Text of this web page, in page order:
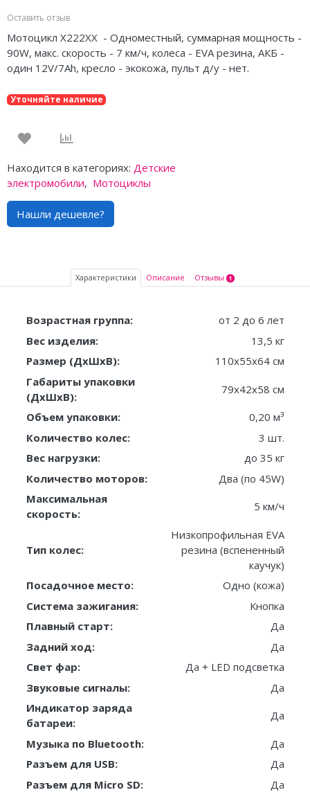
Оставить отзыв
Мотоцикл Х222ХХ - Одноместный, суммарная мощность -
90W, макс. скорость - 7 км/ч, колеса - EVA резина, АКБ -
один 12V/7Ah, кресло - экокожа, пульт д/у - нет.
Уточняйте наличие
Находится в категориях: Детские
электромобили, Мотоциклы
Нашли дешевле?
Характеристики Описание Отзывы 1
Возрастная группа:
от 2 до 6 лет
Вес изделия:
13,5 кг
Размер (ДxШxВ):
110x55x64 см
Габариты упаковки
(ДxШxВ):
79x42x58 см
Объем упаковки:
0,20 м³
Количество колес:
3 шт.
Вес нагрузки:
до 35 кг
Количество моторов:
Два (по 45W)
Максимальная
скорость:
5 км/ч
Тип колес:
Низкопрофильная EVA
резина (вспененный
каучук)
Посадочное место:
Одно (кожа)
Система зажигания:
Кнопка
Плавный старт:
Да
Задний ход:
Да
Свет фар:
Да + LED подсветка
Звуковые сигналы:
Да
Индикатор заряда
батареи:
Да
Музыка по Bluetooth:
Да
Разъем для USB:
Да
Разъем для Micro SD:
Да